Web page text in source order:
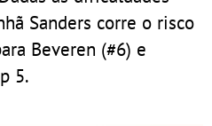
Sanders corre o risco
Beveren (#6) e
5.